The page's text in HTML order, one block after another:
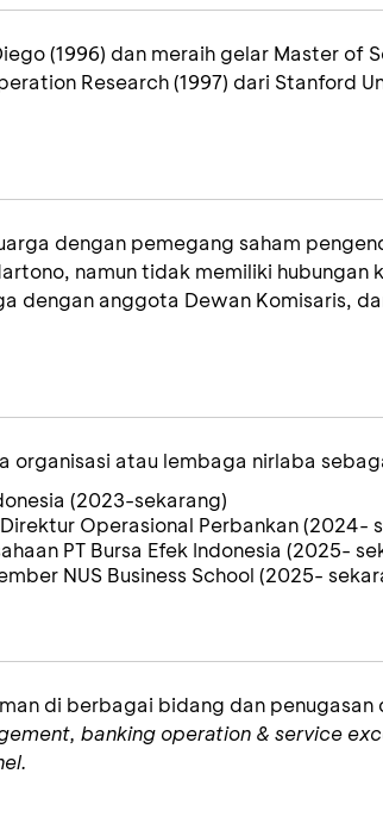
(1996) dan meraih gelar Master of
Research (1997) dari Stanford
dengan pemegang saham
namun tidak memiliki hubungan
dengan anggota Dewan Komisaris,
organisasi atau lembaga nirlaba
(2023-sekarang)
Operasional Perbankan (2024-
PT Bursa Efek Indonesia (2025-
NUS Business School (2025-
di berbagai bidang dan penugasan
banking operation & service